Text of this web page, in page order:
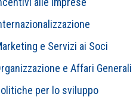
e Servizi ai Soci
e Affari Generali
per lo sviluppo